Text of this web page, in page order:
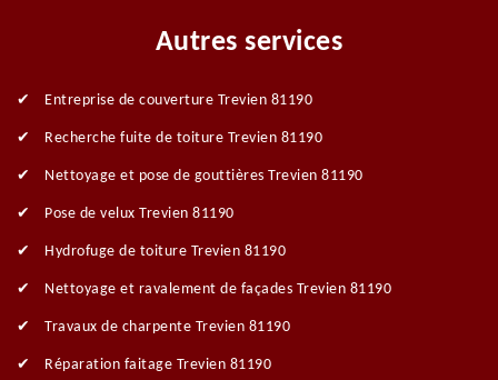
Autres services
Entreprise de couverture Trevien 81190
Recherche fuite de toiture Trevien 81190
Nettoyage et pose de gouttières Trevien 81190
Pose de velux Trevien 81190
Hydrofuge de toiture Trevien 81190
Nettoyage et ravalement de façades Trevien 81190
Travaux de charpente Trevien 81190
Réparation faitage Trevien 81190